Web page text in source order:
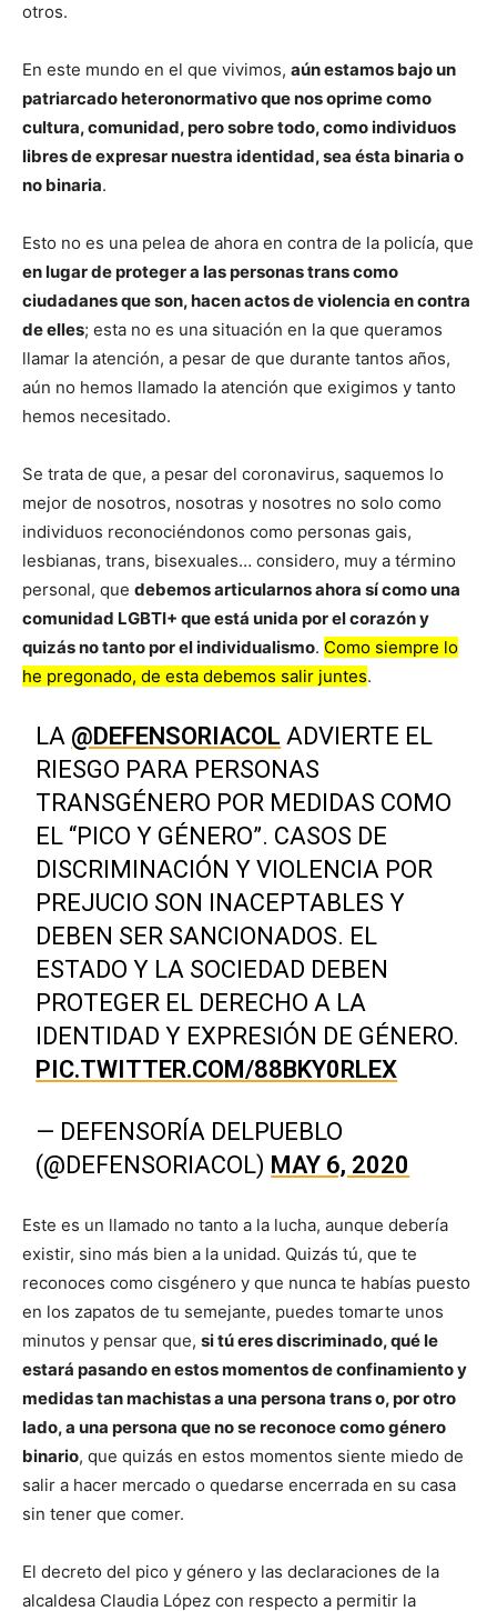
otros.
En este mundo en el que vivimos, aún estamos bajo un
patriarcado heteronormativo que nos oprime como
cultura, comunidad, pero sobre todo, como individuos
libres de expresar nuestra identidad, sea ésta binaria o
no binaria.
Esto no es una pelea de ahora en contra de la policía, que
en lugar de proteger a las personas trans como
ciudadanes que son, hacen actos de violencia en contra
de elles; esta no es una situación en la que queramos
llamar la atención, a pesar de que durante tantos años,
aún no hemos llamado la atención que exigimos y tanto
hemos necesitado.
Se trata de que, a pesar del coronavirus, saquemos lo
mejor de nosotros, nosotras y nosotres no solo como
individuos reconociéndonos como personas gais,
lesbianas, trans, bisexuales… considero, muy a término
personal, que debemos articularnos ahora sí como una
comunidad LGBTI+ que está unida por el corazón y
quizás no tanto por el individualismo. Como siempre lo
he pregonado, de esta debemos salir juntes.
LA @DEFENSORIACOL ADVIERTE EL
RIESGO PARA PERSONAS
TRANSGÉNERO POR MEDIDAS COMO
EL “PICO Y GÉNERO”. CASOS DE
DISCRIMINACIÓN Y VIOLENCIA POR
PREJUCIO SON INACEPTABLES Y
DEBEN SER SANCIONADOS. EL
ESTADO Y LA SOCIEDAD DEBEN
PROTEGER EL DERECHO A LA
IDENTIDAD Y EXPRESIÓN DE GÉNERO.
PIC.TWITTER.COM/88BKY0RLEX
— DEFENSORÍA DELPUEBLO
(@DEFENSORIACOL) MAY 6, 2020
Este es un llamado no tanto a la lucha, aunque debería
existir, sino más bien a la unidad. Quizás tú, que te
reconoces como cisgénero y que nunca te habías puesto
en los zapatos de tu semejante, puedes tomarte unos
minutos y pensar que, si tú eres discriminado, qué le
estará pasando en estos momentos de confinamiento y
medidas tan machistas a una persona trans o, por otro
lado, a una persona que no se reconoce como género
binario, que quizás en estos momentos siente miedo de
salir a hacer mercado o quedarse encerrada en su casa
sin tener que comer.
El decreto del pico y género y las declaraciones de la
alcaldesa Claudia López con respecto a permitir la